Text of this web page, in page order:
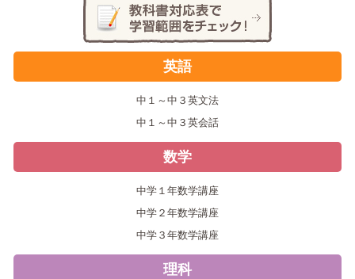
しよう！
2019.06.25【中３】電離によって原子がイオンになる！電
池のしくみにもイオンが関係しています！！
【中１】文字式でいろいろな数量を表してみよ
う！式の値は正負の数の復習でもあります！！
2019.06.22【中１】アジア州の学習！地形や農業、気候を
【中３】現在完了のまとめ 継続・経験・完了
３つの用法を確認！！
【中２】分数や小数が含まれる連立方程式の解
き方！解と係数の関係も確認しておこう！！
英語
中１～中３英文法
中１～中３英会話
数学
中学１年数学講座
中学２年数学講座
中学３年数学講座
理科